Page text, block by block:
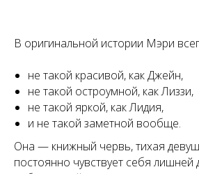
В оригинальной истории Мэри
не такой красивой, как Джейн,
не такой остроумной, как Лиззи,
не такой яркой, как Лидия,
и не такой заметной вообще.
Она — книжный червь, тихая
постоянно чувствует себя лишней